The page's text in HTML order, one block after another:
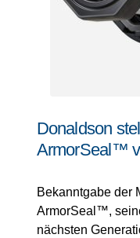
Donaldson
ArmorSeal™
Bekanntgabe der
ArmorSeal™,
nächsten